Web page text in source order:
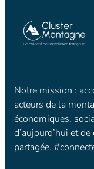
Notre mission :
acteurs de la
économiques,
d’aujourd’hui et
partagée.